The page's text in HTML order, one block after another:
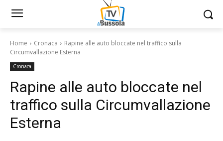
Home Cronaca
Rapine alle auto bloccate nel traffico sulla
Circumvallazione Esterna
Cronaca
Rapine alle auto bloccate nel
traffico sulla Circumvallazione
Esterna